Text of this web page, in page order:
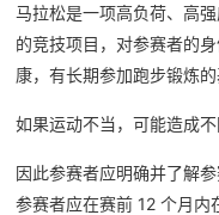
马拉松是一项高负荷、高
的竞技项目，对参赛者的
康，有长期参加跑步锻炼
如果运动不当，可能造成
因此参赛者应明确并了解
参赛者应在赛前 12 个月内